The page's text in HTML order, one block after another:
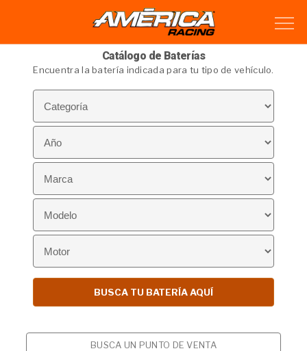
Catálogo de Baterías
Encuentra la batería indicada para tu tipo de vehículo.
BUSCA UN PUNTO DE VENTA